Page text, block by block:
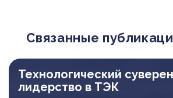
Связанные
Технологический
лидерство в ТЭК